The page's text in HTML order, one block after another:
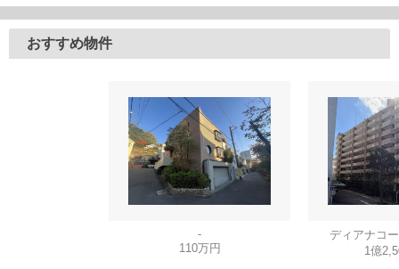
おすすめ物件
-
110万円
ディアナコ
1億